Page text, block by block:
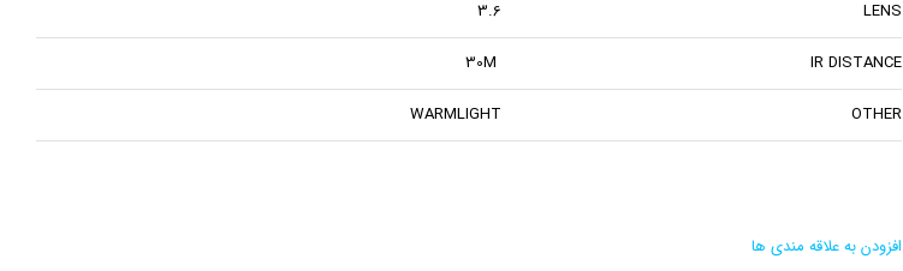
LENS
3.6
IR DISTANCE
OTHER
WARMLIGHT
افزودن به علاقه مندی ها